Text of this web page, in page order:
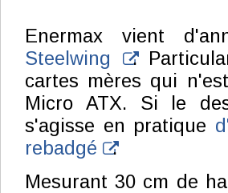
Enermax vient
Steelwing
.
cartes mères qui
Micro ATX. Si le
s'agisse en pratique
rebadgé
.
Mesurant 30 cm de